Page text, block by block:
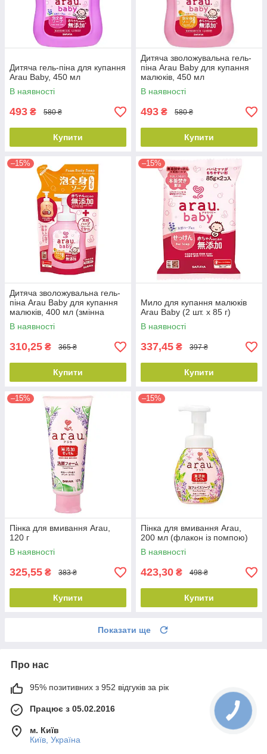
Дитяча гель-піна для купання
Arau Baby, 450 мл
В наявності
493 ₴ 580 ₴
Купити
Дитяча зволожувальна гель-
піна Arau Baby для купання
малюків, 450 мл
В наявності
493 ₴ 580 ₴
Купити
–15%
Дитяча зволожувальна гель-
піна Arau Baby для купання
малюків, 400 мл (змінна
упаковка)
В наявності
310,25 ₴ 365 ₴
Купити
–15%
Мило для купання малюків
Arau Baby (2 шт. x 85 г)
В наявності
337,45 ₴ 397 ₴
Купити
–15%
Пінка для вмивання Arau,
120 г
В наявності
325,55 ₴ 383 ₴
Купити
–15%
Пінка для вмивання Arau,
200 мл (флакон із помпою)
В наявності
423,30 ₴ 498 ₴
Купити
Показати ще
Про нас
95% позитивних з 952 відгуків за рік
Працює з 05.02.2016
м. Київ
Київ, Україна